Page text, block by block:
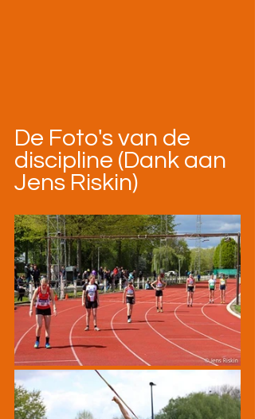
De Foto's van de
discipline (Dank aan
Jens Riskin)